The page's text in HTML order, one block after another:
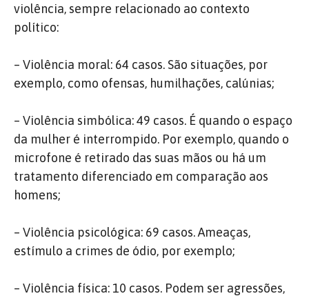
violência, sempre relacionado ao contexto
político:
– Violência moral: 64 casos. São situações, por
exemplo, como ofensas, humilhações, calúnias;
– Violência simbólica: 49 casos. É quando o espaço
da mulher é interrompido. Por exemplo, quando o
microfone é retirado das suas mãos ou há um
tratamento diferenciado em comparação aos
homens;
– Violência psicológica: 69 casos. Ameaças,
estímulo a crimes de ódio, por exemplo;
– Violência física: 10 casos. Podem ser agressões,